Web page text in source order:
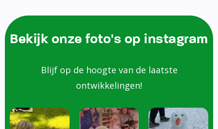
Bekijk onze foto's op instagram
Blijf op de hoogte van de laatste
ontwikkelingen!